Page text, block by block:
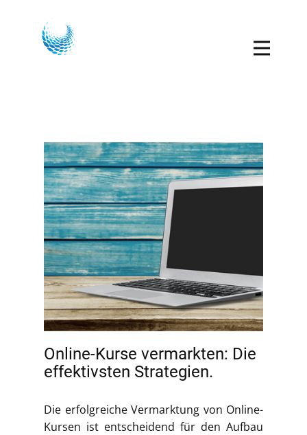
Online-Kurse vermarkten: Die
effektivsten Strategien.
Die erfolgreiche Vermarktung von Online-
Kursen ist entscheidend für den Aufbau